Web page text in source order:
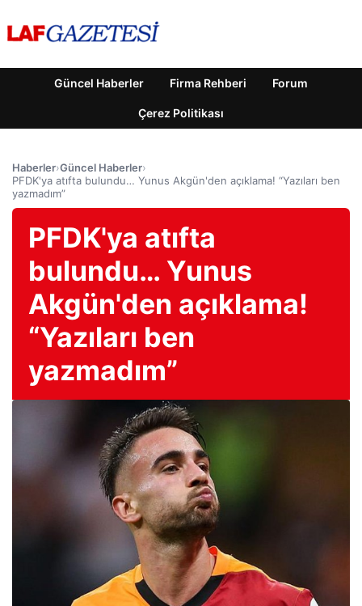
Güncel Haberler Firma Rehberi Forum
Çerez Politikası
Haberler›Güncel Haberler›
PFDK'ya atıfta bulundu… Yunus Akgün'den açıklama! “Yazıları ben
yazmadım”
PFDK'ya atıfta
bulundu… Yunus
Akgün'den açıklama!
“Yazıları ben
yazmadım”